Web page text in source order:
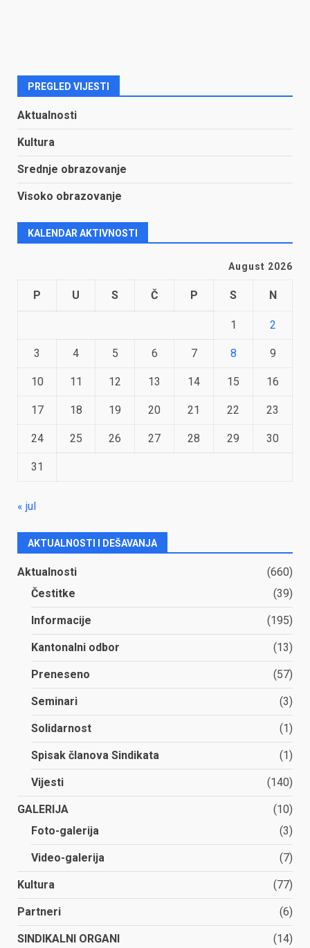
PREGLED VIJESTI
Aktualnosti
Kultura
Srednje obrazovanje
Visoko obrazovanje
KALENDAR AKTIVNOSTI
August 2026
P U S Č P S N
1 2
3 4 5 6 7 8 9
10 11 12 13 14 15 16
17 18 19 20 21 22 23
24 25 26 27 28 29 30
31
« jul
AKTUALNOSTI I DEŠAVANJA
Aktualnosti
(660)
Čestitke
(39)
Informacije (195)
Kantonalni odbor (13)
Preneseno (57)
Seminari (3)
Solidarnost (1)
Spisak članova Sindikata (1)
Vijesti (140)
GALERIJA
(10)
Foto-galerija
(3)
Video-galerija (7)
Kultura (77)
Partneri (6)
SINDIKALNI ORGANI
(14)